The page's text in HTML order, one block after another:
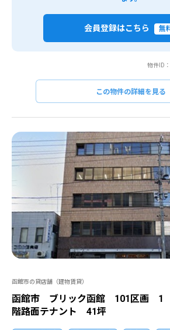
会員登録はこちら 無
物件ID
この物件の詳細を見る
函館市の貸店舗（建物賃貸）
函館市 ブリック函館 101区画 1
階路面テナント 41坪